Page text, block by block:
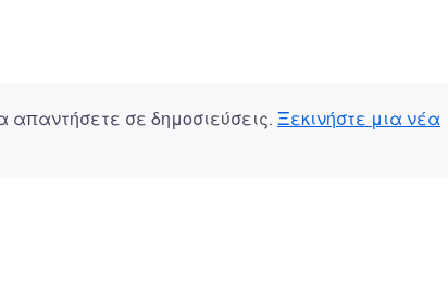
απαντήσετε σε δημοσιεύσεις. Ξεκινήστε μια νέα